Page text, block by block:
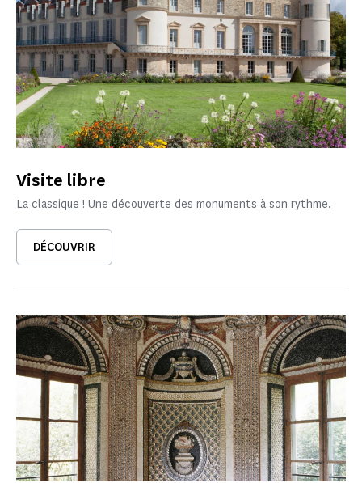
Visite libre
La classique ! Une découverte des monuments à son rythme.
DÉCOUVRIR